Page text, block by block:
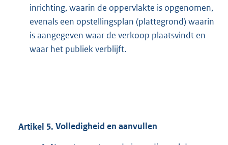
inrichting, waarin de oppervlakte is opgenomen,
evenals een opstellingsplan (plattegrond) waarin
is aangegeven waar de verkoop plaatsvindt en
waar het publiek verblijft.
Artikel 5. Volledigheid en aanvullen